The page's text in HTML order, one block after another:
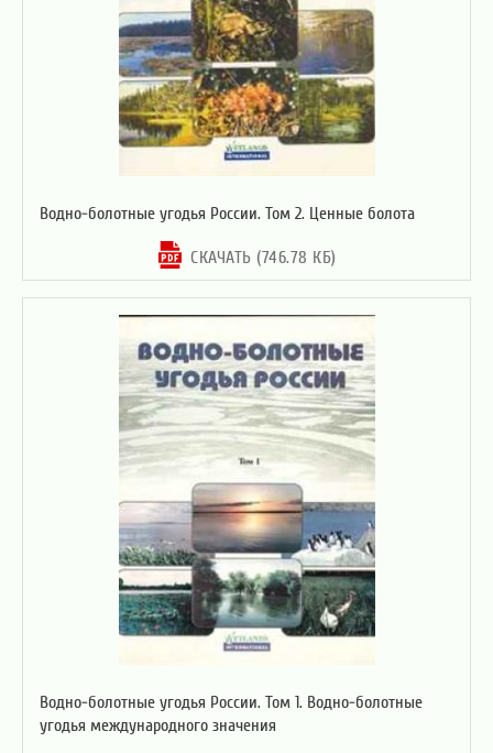
Водно-болотные угодья России. Том 2. Ценные болота
СКАЧАТЬ (746.78 КБ)
Водно-болотные угодья России. Том 1. Водно-болотные
угодья международного значения